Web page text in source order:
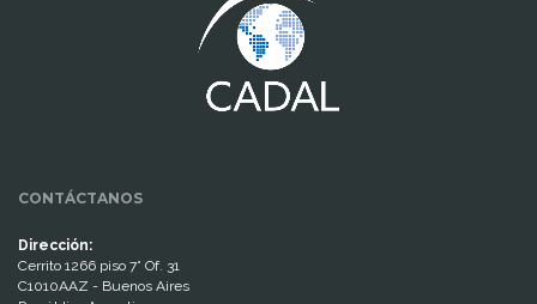
CONTÁCTANOS
Dirección:
Cerrito 1266 piso 7° Of. 31
C1010AAZ - Buenos Aires